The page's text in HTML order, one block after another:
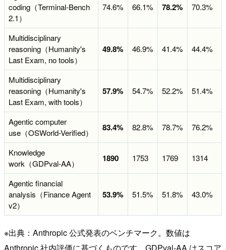
coding（Terminal-Bench
2.1）
74.6% 66.1% 78.2% 70.3%
Multidisciplinary
reasoning（Humanity's
Last Exam, no tools）
49.8% 46.9% 41.4% 44.4%
Multidisciplinary
reasoning（Humanity's
Last Exam, with tools）
57.9% 54.7% 52.2% 51.4%
Agentic computer
use（OSWorld-Verified）
83.4% 82.8% 78.7% 76.2%
Knowledge
work（GDPval-AA）
1890 1753 1769 1314
Agentic financial
analysis（Finance Agent
v2）
53.9% 51.5% 51.8% 43.0%
※出典：Anthropic 公式発表のベンチマーク。数値は
Anthropic 社内評価に基づくものです。GDPval-AA はスコア